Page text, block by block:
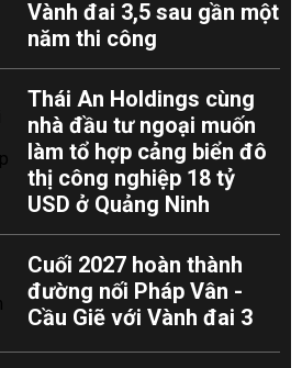
Vành đai 3,5 sau gần một
năm thi công
Thái An Holdings cùng
nhà đầu tư ngoại muốn
làm tổ hợp cảng biển đô
thị công nghiệp 18 tỷ
USD ở Quảng Ninh
Cuối 2027 hoàn thành
đường nối Pháp Vân -
Cầu Giẽ với Vành đai 3